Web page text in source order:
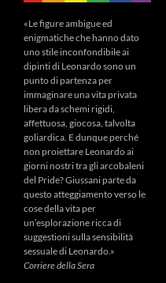
«Le figure ambigue ed
enigmatiche che hanno dato
uno stile inconfondibile ai
dipinti di Leonardo sono un
punto di partenza per
immaginare una vita privata
libera da schemi rigidi,
affettuosa, giocosa, talvolta
goliardica. E dunque perché
non proiettare Leonardo ai
giorni nostri tra gli arcobaleni
del Pride? Giussani parte da
questo atteggiamento verso le
cose della vita per
un’esplorazione ricca di
suggestioni sulla sensibilità
sessuale di Leonardo.»
Corriere della Sera